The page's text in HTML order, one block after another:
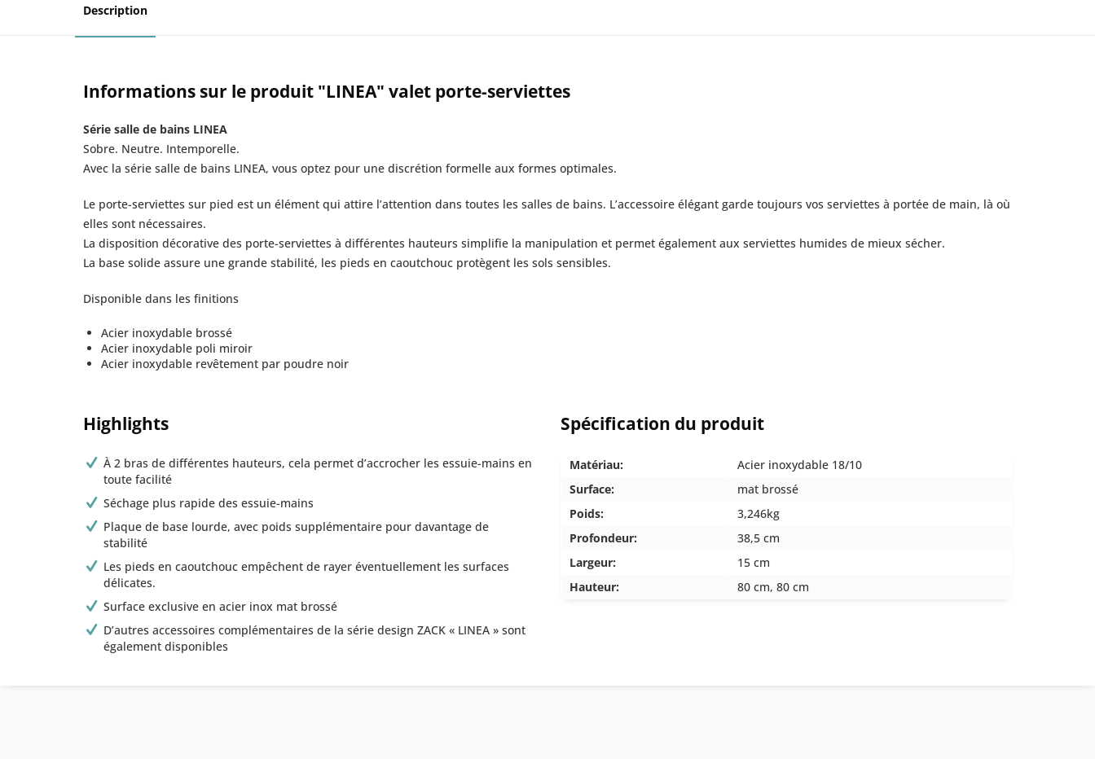
Description
Informations sur le produit "LINEA" valet porte-serviettes
Série salle de bains LINEA
Sobre. Neutre. Intemporelle.
Avec la série salle de bains LINEA, vous optez pour une discrétion formelle aux formes optimales.
Le porte-serviettes sur pied est un élément qui attire l’attention dans toutes les salles de bains. L’accessoire élégant garde toujours vos serviettes à portée de main, là où
elles sont nécessaires.
La disposition décorative des porte-serviettes à différentes hauteurs simplifie la manipulation et permet également aux serviettes humides de mieux sécher.
La base solide assure une grande stabilité, les pieds en caoutchouc protègent les sols sensibles.
Disponible dans les finitions
Acier inoxydable brossé
Acier inoxydable poli miroir
Acier inoxydable revêtement par poudre noir
Highlights
À 2 bras de différentes hauteurs, cela permet d’accrocher les essuie-mains en
toute facilité
Séchage plus rapide des essuie-mains
Plaque de base lourde, avec poids supplémentaire pour davantage de
stabilité
Les pieds en caoutchouc empêchent de rayer éventuellement les surfaces
délicates.
Surface exclusive en acier inox mat brossé
D’autres accessoires complémentaires de la série design ZACK « LINEA » sont
également disponibles
Spécification du produit
Matériau:
Acier inoxydable 18/10
Surface:
mat brossé
Poids:
3,246kg
Profondeur:
38,5 cm
Largeur:
15 cm
Hauteur:
80 cm, 80 cm